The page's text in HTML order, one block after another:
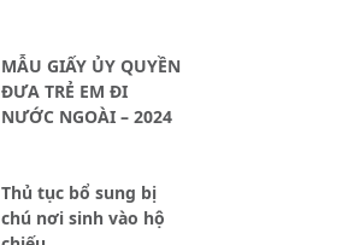
MẪU GIẤY ỦY QUYỀN
ĐƯA TRẺ EM ĐI
NƯỚC NGOÀI – 2024
Thủ tục bổ sung bị
chú nơi sinh vào hộ